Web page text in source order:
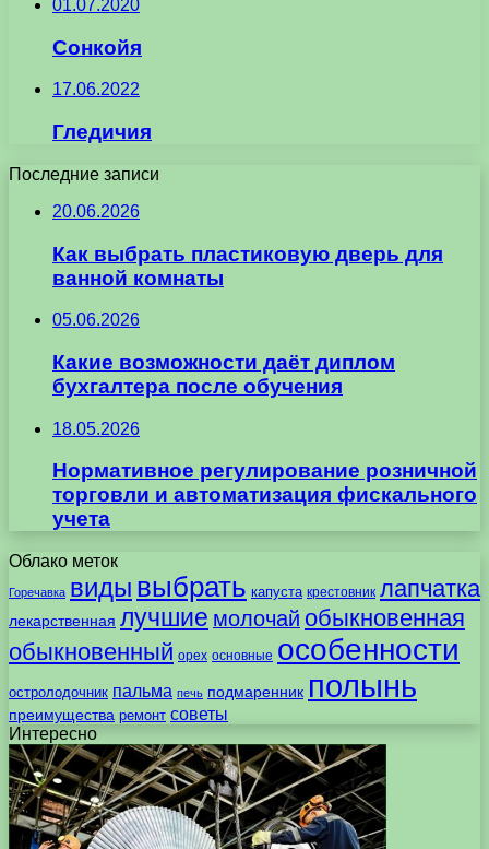
01.07.2020
Сонкойя
17.06.2022
Гледичия
Последние записи
20.06.2026
Как выбрать пластиковую дверь для
ванной комнаты
05.06.2026
Какие возможности даёт диплом
бухгалтера после обучения
18.05.2026
Нормативное регулирование розничной
торговли и автоматизация фискального
учета
Облако меток
Горечавка виды выбрать капуста крестовник лапчатка
лекарственная лучшие молочай обыкновенная
обыкновенный орех основные особенности
остролодочник пальма печь подмаренник полынь
преимущества ремонт советы
Интересно